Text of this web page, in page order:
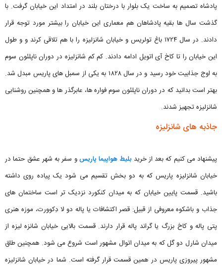
پادشاه تصمیم به ساخت یک بلوار با درختان بلند در امتداد این خیابان گرفت. با
گذشت سال ها بقیه پادشاهان هم معماری این خیابان را بیشتر مورد توجه قرار
دادند. در سال ۱۷۲۴ باغ تولریس و خیابان شانزلیزه را با هم تلاقی کرند و و طول
این خیابان را تا کاخ آی اتویل ادامه دادند. کم کم شانزلیزه در دوران ناپلئون سوم
به اوج جذابیت خود رسید و در سال ۱۸۲۸ به یکی از سمبل های پاریس مبدل شد.
بهتر است بدانید که در دوران ناپلئون سوم فواره ‌ها، عابرگذر ها و همچنین روشنایی
شانزلیزه تجهیز شدند.
جاذبه های شانزلیزه
پیشنهاد می کنیم که بعد از خرید بلیط هواپیما پاریسو سفر به شهر عشق حتما در
خیابان شانزلیزه پاریس که به دو بخش تقسیم می شود یک پیاده روی داشته
باشید. قسمت پایین خیابان که به میدان کنکورد نزدیک تر است ساختمان های
جذاب و باشکوه معروفی از قبیل: قصر اکتشافات یا پاله دو لا دِکوورت، موزه هنری
پتی پاله و کاخ بزرگ یا گراند پاله قرار دارند. قسمت بالایی خیابان شانزه لیزه از
میدان شارل دو گل که به میدان اتوال مشهور است شروع می شود. همچنین طاق
مشهور پیروزی پاریس در همین قسمت قرار گرفته است. شما در خیابان شانزلیزه